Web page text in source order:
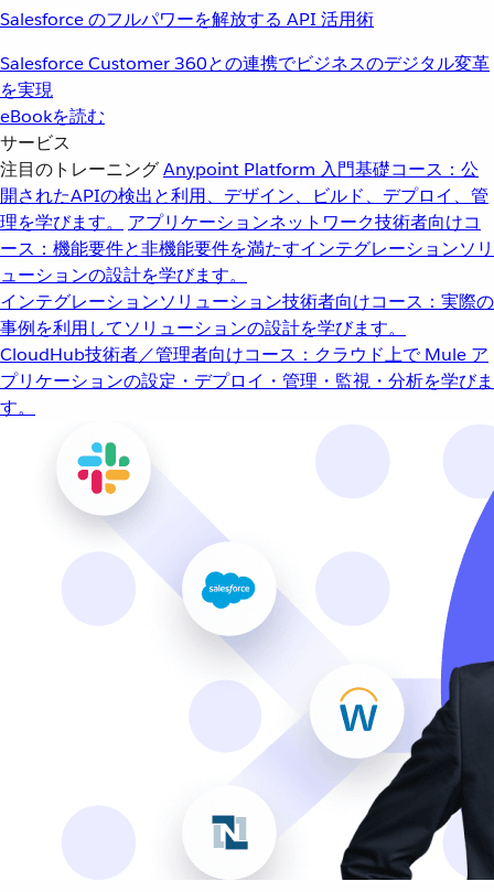
Salesforce のフルパワーを解放する API 活用術
Salesforce Customer 360との連携でビジネスのデジタル変革
を実現
eBookを読む
サービス
注目のトレーニングAnypoint Platform 入門基礎コース：公
開されたAPIの検出と利用、デザイン、ビルド、デプロイ、管
理を学びます。
アプリケーションネットワーク技術者向けコ
ース：機能要件と非機能要件を満たすインテグレーションソリ
ューションの設計を学びます。
インテグレーションソリューション技術者向けコース：実際の
事例を利用してソリューションの設計を学びます。
CloudHub技術者／管理者向けコース：クラウド上で Mule ア
プリケーションの設定・デプロイ・管理・監視・分析を学びま
す。